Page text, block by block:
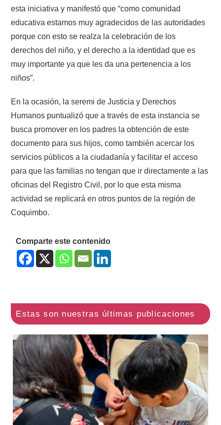
esta iniciativa y manifestó que “como comunidad
educativa estamos muy agradecidos de las autoridades
porque con esto se realza la celebración de los
derechos del niño, y el derecho a la identidad que es
muy importante ya que les da una pertenencia a los
niños”.
En la ocasión, la seremi de Justicia y Derechos
Humanos puntualizó que a través de esta instancia se
busca promover en los padres la obtención de este
documento para sus hijos, como también acercar los
servicios públicos a la ciudadanía y facilitar el acceso
para que las familias no tengan que ir directamente a las
oficinas del Registro Civil, por lo que esta misma
actividad se replicará en otros puntos de la región de
Coquimbo.
Comparte este contenido